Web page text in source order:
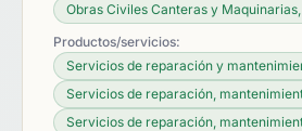
Obras Civiles Canteras y Maquinarias,
Productos/servicios:
Servicios de reparación y
Servicios de reparación,
Servicios de reparación,